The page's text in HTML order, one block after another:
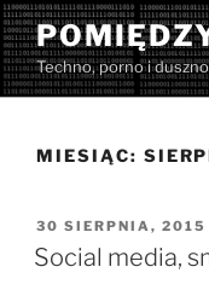
Przejdź
do
treściTechno, porno i
MIESIĄC:
OPUBLIKOWANE
W
30 SIERPNIA, 2015
Social media,